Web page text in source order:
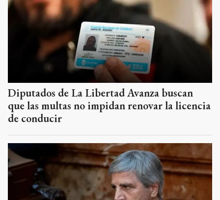
Diputados de La Libertad Avanza buscan
que las multas no impidan renovar la licencia
de conducir